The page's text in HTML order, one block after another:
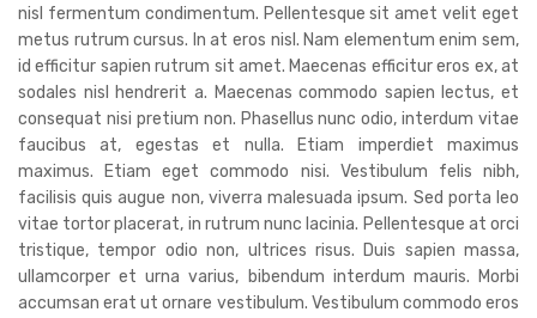
nisl fermentum condimentum. Pellentesque sit amet velit eget
metus rutrum cursus. In at eros nisl. Nam elementum enim sem,
id efficitur sapien rutrum sit amet. Maecenas efficitur eros ex, at
sodales nisl hendrerit a. Maecenas commodo sapien lectus, et
consequat nisi pretium non. Phasellus nunc odio, interdum vitae
faucibus at, egestas et nulla. Etiam imperdiet maximus
maximus. Etiam eget commodo nisi. Vestibulum felis nibh,
facilisis quis augue non, viverra malesuada ipsum. Sed porta leo
vitae tortor placerat, in rutrum nunc lacinia. Pellentesque at orci
tristique, tempor odio non, ultrices risus. Duis sapien massa,
ullamcorper et urna varius, bibendum interdum mauris. Morbi
accumsan erat ut ornare vestibulum. Vestibulum commodo eros